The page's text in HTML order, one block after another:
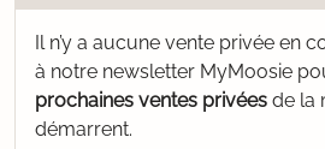
Il n’y a aucune vente privée en
à notre newsletter MyMoosie
prochaines ventes privées de la
démarrent.